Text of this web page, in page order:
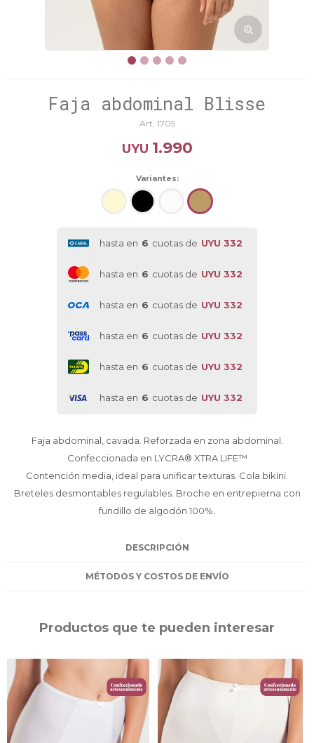
Faja abdominal Blisse
1705
UYU 1.990
Variantes:
hasta en 6 cuotas de UYU 332
hasta en 6 cuotas de UYU 332
hasta en 6 cuotas de UYU 332
hasta en 6 cuotas de UYU 332
hasta en 6 cuotas de UYU 332
hasta en 6 cuotas de UYU 332
Faja abdominal, cavada. Reforzada en zona abdominal.
Confeccionada en LYCRA® XTRA LIFE™
Contención media, ideal para unificar texturas. Cola bikini.
Breteles desmontables regulables. Broche en entrepierna con
fundillo de algodón 100%.
DESCRIPCIÓN
MÉTODOS Y COSTOS DE ENVÍO
Productos que te pueden interesar